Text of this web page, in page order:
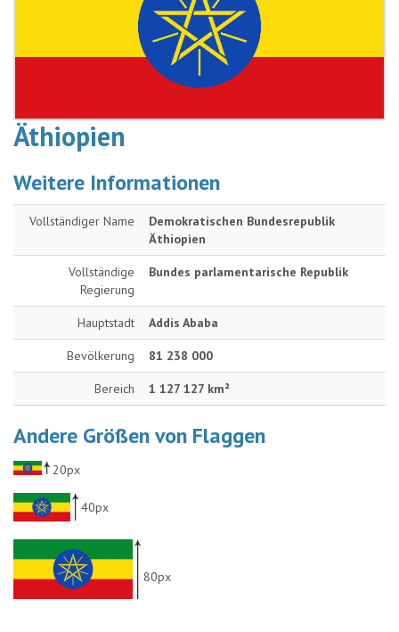
Äthiopien
Weitere Informationen
Vollständiger Name
Demokratischen Bundesrepublik
Äthiopien
Vollständige
Regierung
Bundes parlamentarische Republik
Hauptstadt Addis Ababa
Bevölkerung 81 238 000
Bereich 1 127 127 km²
Andere Größen von Flaggen
20px
40px
80px